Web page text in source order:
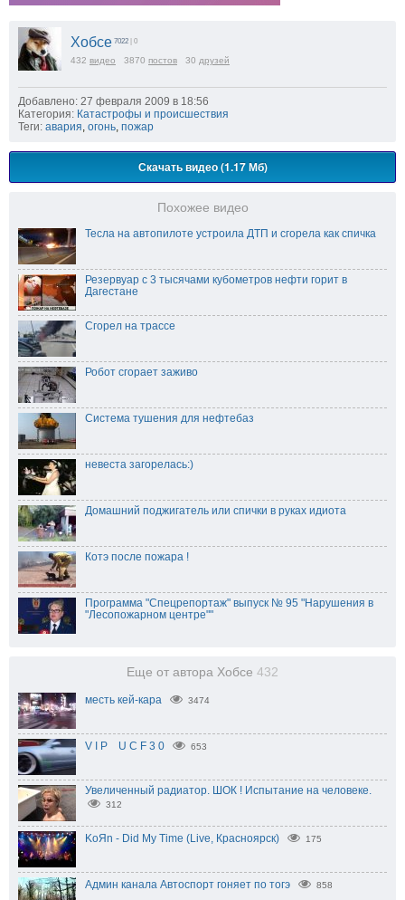
Хобсе 7022 | 0
432 видео 3870 постов 30 друзей
Добавлено: 27 февраля 2009 в 18:56
Категория: Катастрофы и происшествия
Теги: авария огонь пожар
Скачать видео (1.17 Мб)
Похожее видео
Тесла на автопилоте устроила ДТП и сгорела как спичка
Резервуар с 3 тысячами кубометров нефти горит в
Дагестане
Сгорел на трассе
Робот сгорает заживо
Система тушения для нефтебаз
невеста загорелась:)
Домашний поджигатель или спички в руках идиота
Котэ после пожара !
Программа "Спецрепортаж" выпуск № 95 "Нарушения в
"Лесопожарном центре""
Еще от автора Хобсе 432
месть кей-кара 3474
V I P U C F 3 0 653
Увеличенный радиатор. ШОК ! Испытание на человеке.
312
KoЯn - Did My Time (Live, Красноярск) 175
Админ канала Автоспорт гоняет по тогэ 858